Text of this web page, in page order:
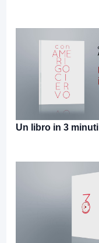
Un libro in 3 minuti